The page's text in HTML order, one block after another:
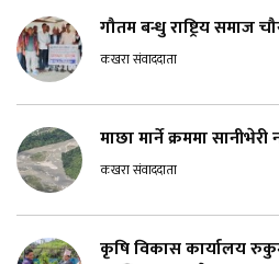
गौतम बन्धु राष्ट्रिय समाज
कखरा संवाददाता
माछा मार्ने क्रममा
कखरा संवाददाता
कृषि विकास कार्यालय रुकुम